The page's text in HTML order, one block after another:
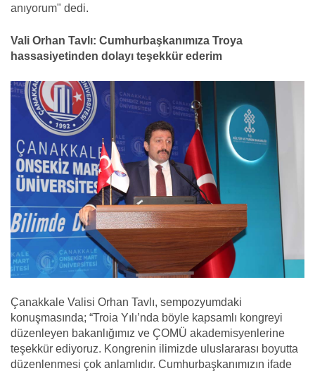
anıyorum" dedi.
Vali Orhan Tavlı: Cumhurbaşkanımıza Troya
hassasiyetinden dolayı teşekkür ederim
Çanakkale Valisi Orhan Tavlı, sempozyumdaki
konuşmasında; “Troia Yılı’nda böyle kapsamlı kongreyi
düzenleyen bakanlığımız ve ÇOMÜ akademisyenlerine
teşekkür ediyoruz. Kongrenin ilimizde uluslararası boyutta
düzenlenmesi çok anlamlıdır. Cumhurbaşkanımızın ifade